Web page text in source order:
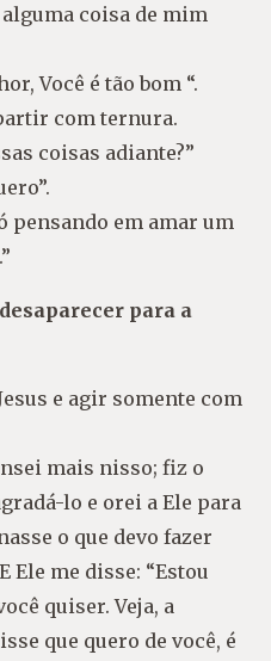
coisa de mim
Você é tão bom “.
com ternura.
coisas adiante?”
pensando em amar um
para a
e agir somente com
mais nisso; fiz o
lo e orei a Ele para
o que devo fazer
Ele me disse: “Estou
quiser. Veja, a
que quero de você, é